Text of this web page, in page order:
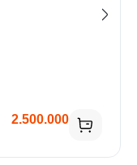
2.500.000